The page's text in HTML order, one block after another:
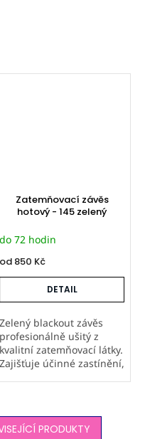
Zatemňovací závěs
hotový - 145 zelený
do 72 hodin
od850 Kč
DETAIL
Zelený blackout závěs
profesionálně ušitý z
kvalitní zatemňovací látky.
Zajišťuje účinné zastínění,
a hodí se do
i...PRODUKTY